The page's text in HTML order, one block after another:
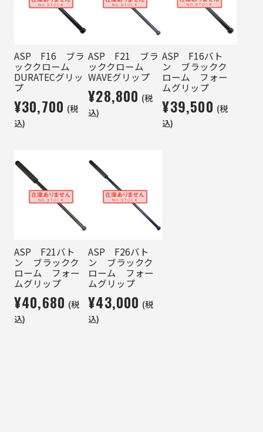
ASP F16 ブラ
ッククローム
DURATECグリッ
プ
¥30,700 (税
込)
ASP F21 ブラ
ッククローム
WAVEグリップ
¥28,800 (税
込)
ASP F16バト
ン ブラックク
ローム フォー
ムグリップ
¥39,500 (税
込)
ASP F21バト
ン ブラックク
ローム フォー
ムグリップ
¥40,680 (税
込)
ASP F26バト
ン ブラックク
ローム フォー
ムグリップ
¥43,000 (税
込)